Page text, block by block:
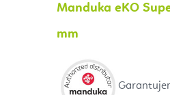
Manduka eKO
mm